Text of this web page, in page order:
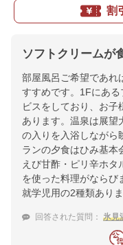
割
ソフトクリームが
部屋風呂ご希望であれ
すすめです。1Fにあ
ビスをしており、お子
あります。温泉は展望
の入りを入浴しながら
ランの夕食はひみ基本
えび甘酢・ピリ辛ホタ
を使った料理がならび
就学児用の2種類ありま
回答された質問： 氷見